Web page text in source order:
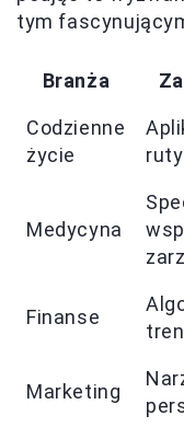
tym
Branża
Codzienne
życie
Medycyna
Finanse
Marketing